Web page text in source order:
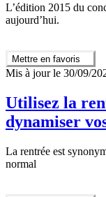
L’édition 2015 du
aujourd’hui.
Mettre en favoris
Mis à jour le 30/09/
Utilisez la
dynamiser
La rentrée est
normal